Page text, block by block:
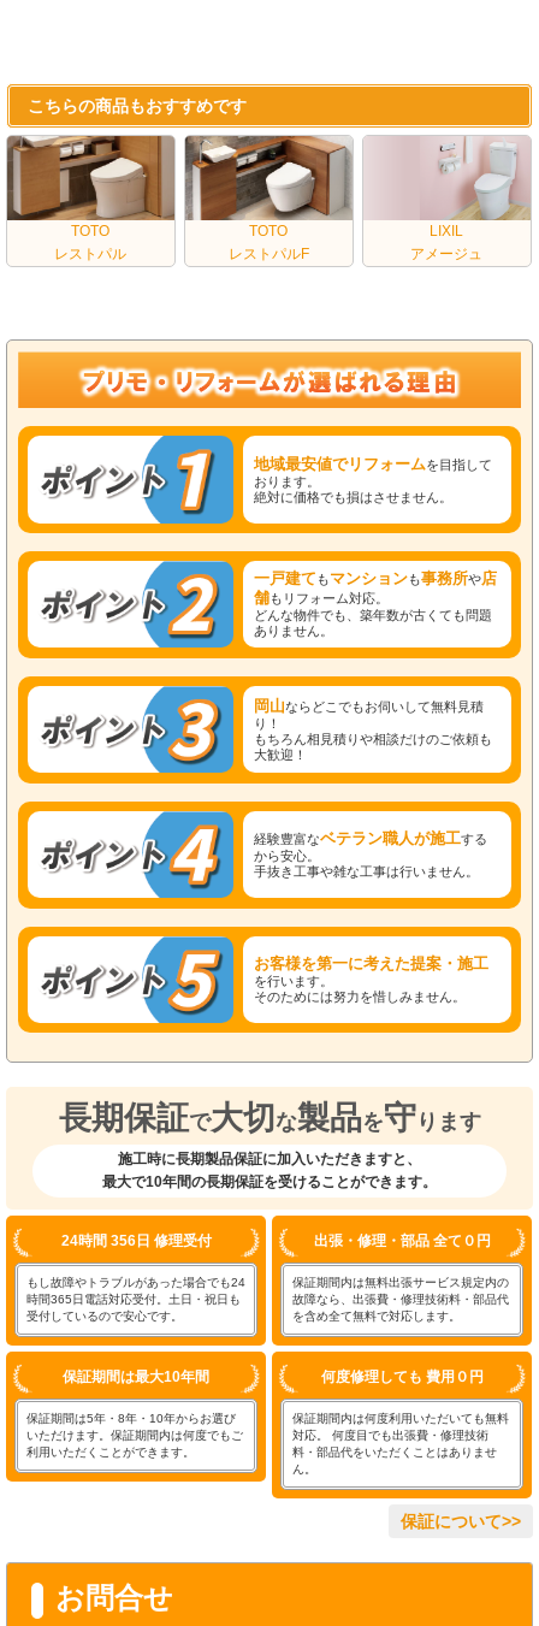
こちらの商品もおすすめです
TOTO
レストパル
TOTO
レストパルF
LIXIL
アメージュ
地域最安値でリフォームを目指して
おります。
絶対に価格でも損はさせません。
一戸建て もマンションも事務所や店
舗もリフォーム対応。
どんな物件でも、築年数が古くても問題
ありません。
岡山ならどこでもお伺いして無料見積
り！
もちろん相見積りや相談だけのご依頼も
大歓迎！
経験豊富なベテラン職人が施工する
から安心。
手抜き工事や雑な工事は行いません。
お客様を第一に考えた提案・施工
を行います。
そのためには努力を惜しみません。
長期保証で大切 な製品を守 ります
施工時に長期製品保証に加入いただきますと、
最大で10年間の長期保証を受けることができます。
24時間 356日 修理受付
もし故障やトラブルがあった場合でも24
時間365日電話対応受付。土日・祝日も
受付しているので安心です。
出張・修理・部品 全て０円
保証期間内は無料出張サービス規定内の
故障なら、出張費・修理技術料・部品代
を含め全て無料で対応します。
保証期間は最大10年間
保証期間は5年・8年・10年からお選び
いただけます。保証期間内は何度でもご
利用いただくことができます。
何度修理しても 費用０円
保証期間内は何度利用いただいても無料
対応。 何度目でも出張費・修理技術
料・部品代をいただくことはありませ
ん。
保証について>>
お問合せ